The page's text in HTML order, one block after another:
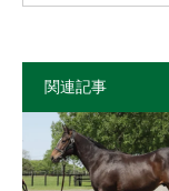
関連記事